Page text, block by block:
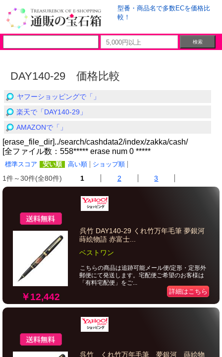
型番・商品名で多数ECを価格比
較！
DAY140-29 価格比較
ヤフーショッピングで「」
楽天で「DAY140-29」
AMAZONで「」
[erase_file_dir]../search/cashdata2/index/zakka/cash/
[全ファイル数：558***** erase num 0 *****
標準スコア 安い順 高い順 ショップ順
1件～30件(全80件) 1 2 3
￥12,442
呉竹 DAY140-29 くれ竹万年毛筆 夢銀河
蒔絵物語 赤富士...
ベストワン
こちらの商品は追跡可能メール便/定形・定形外
郵便にて発送します。宅配便ご希望のお客様は
「有料宅配便」をご...
詳細はこちら
呉竹 くれ竹万年毛筆 夢銀河 蒔絵物